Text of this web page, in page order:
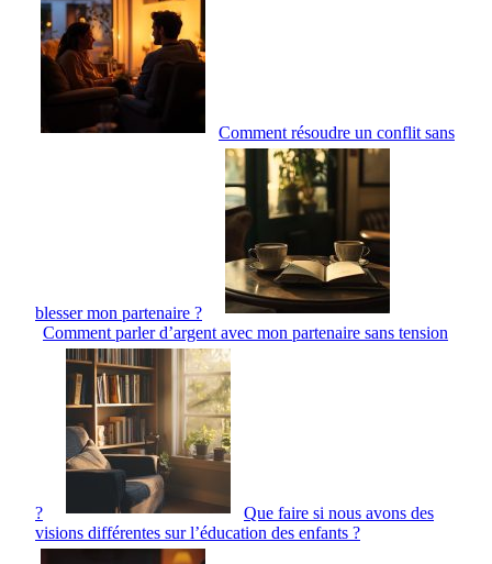
Comment résoudre un conflit sans
blesser mon partenaire ?
Comment parler d’argent avec mon partenaire sans tension
?
Que faire si nous avons des
visions différentes sur l’éducation des enfants ?